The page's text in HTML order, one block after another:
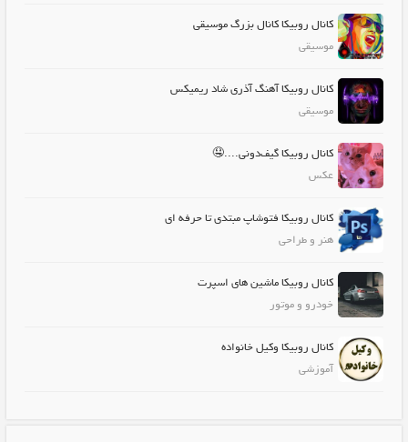
کانال روبیکا کانال بزرگ موسیقی
موسیقی
کانال روبیکا آهنگ آذری شاد ریمیکس
موسیقی
کانال روبیکا گیف‌دونی....🤤
عکس
کانال روبیکا فتوشاپ مبتدی تا حرفه ای
هنر و طراحی
کانال روبیکا ماشین های اسپرت
خودرو و موتور
کانال روبیکا وکیل خانواده
آموزشی